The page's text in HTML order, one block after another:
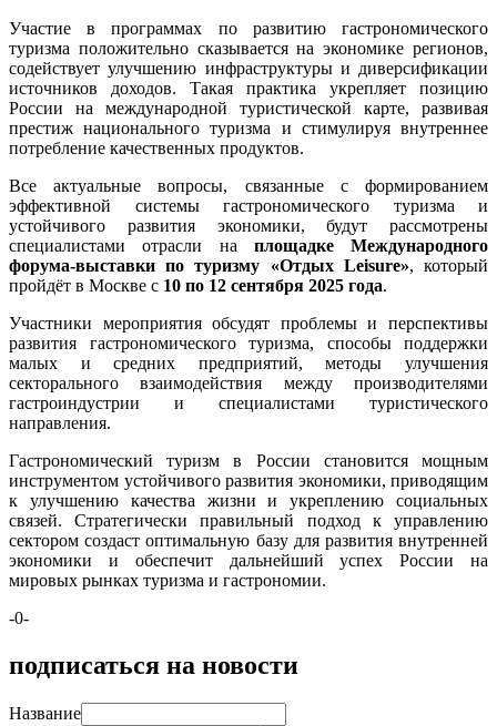
Участие в программах по развитию гастрономического
туризма положительно сказывается на экономике регионов,
содействует улучшению инфраструктуры и диверсификации
источников доходов. Такая практика укрепляет позицию
России на международной туристической карте, развивая
престиж национального туризма и стимулируя внутреннее
потребление качественных продуктов.
Все актуальные вопросы, связанные с формированием
эффективной системы гастрономического туризма и
устойчивого развития экономики, будут рассмотрены
специалистами отрасли на площадке Международного
форума-выставки по туризму «Отдых Leisure», который
пройдёт в Москве с 10 по 12 сентября 2025 года.
Участники мероприятия обсудят проблемы и перспективы
развития гастрономического туризма, способы поддержки
малых и средних предприятий, методы улучшения
секторального взаимодействия между производителями
гастроиндустрии и специалистами туристического
направления.
Гастрономический туризм в России становится мощным
инструментом устойчивого развития экономики, приводящим
к улучшению качества жизни и укреплению социальных
связей. Стратегически правильный подход к управлению
сектором создаст оптимальную базу для развития внутренней
экономики и обеспечит дальнейший успех России на
мировых рынках туризма и гастрономии.
-0-
подписаться на новости
Название